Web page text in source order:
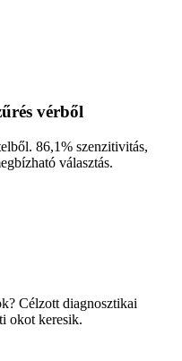
vérből
86,1% szenzitivitás,
választás.
Célzott diagnosztikai
okot keresik.